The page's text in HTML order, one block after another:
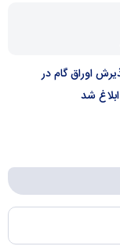
اوراق گام در
شد